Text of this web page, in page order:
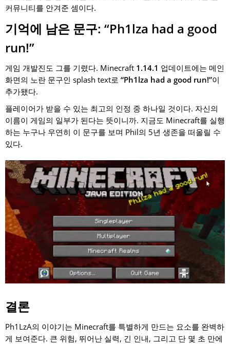
커뮤니티를 안겨준 셈이다.
기억에 남은 문구: “Ph1lza had a good
run!”
게임 개발진도 그를 기렸다. Minecraft 1.14.1 업데이트에는 메인
화면의 노란 문구인 splash text로 “Ph1lza had a good run!”이
추가됐다.
플레이어가 받을 수 있는 최고의 인정 중 하나일 것이다. 자신의
이름이 게임의 일부가 된다는 뜻이니까. 지금도 Minecraft를 실행
하는 누구나 우연히 이 문구를 보며 Phil의 5년 생존을 떠올릴 수
있다.
결론
Ph1LzA의 이야기는 Minecraft를 특별하게 만드는 요소를 완벽하
게 보여준다. 큰 위험, 뛰어난 실력, 긴 인내, 그리고 단 몇 초 만에